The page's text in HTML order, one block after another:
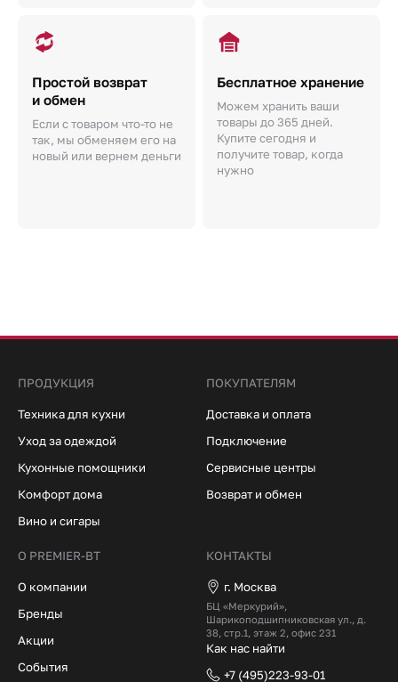
Простой возврат
и обмен
Если с товаром что-то не
так, мы обменяем его на
новый или вернем деньги
Бесплатное хранение
Можем хранить ваши
товары до 365 дней.
Купите сегодня и
получите товар, когда
нужно
ПРОДУКЦИЯ
Техника для кухни
Уход за одеждой
Кухонные помощники
Комфорт дома
Вино и сигары
ПОКУПАТЕЛЯМ
Доставка и оплата
Подключение
Сервисные центры
Возврат и обмен
О PREMIER-BT
О компании
Бренды
Акции
События
КОНТАКТЫ
г. Москва
БЦ «Меркурий»,
Шарикоподшипниковская ул., д.
38, стр.1, этаж 2, офис 231
Как нас найти
+7 (495)223-93-01